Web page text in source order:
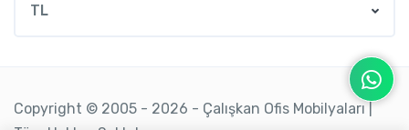
TL
Copyright © 2005 - 2026 - Çalışkan Ofis Mobilyaları |